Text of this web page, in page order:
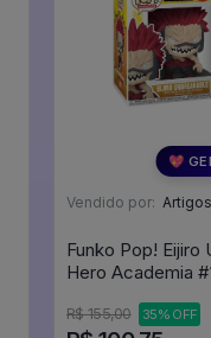
💖
Vendido por:
Funko Pop!
R$ 155,00 35% OFF